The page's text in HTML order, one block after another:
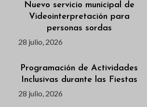
Nuevo servicio municipal de
Videointerpretación para
personas sordas
28 julio, 2026
Programación de Actividades
Inclusivas durante las Fiestas
28 julio, 2026